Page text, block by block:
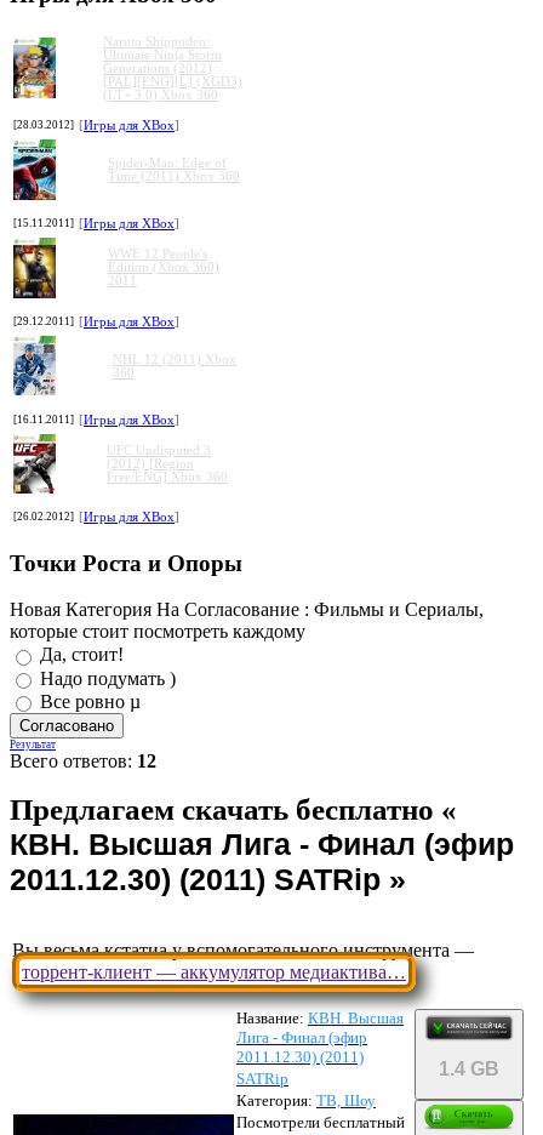
Naruto Shippuden:
Ultimate Ninja Storm
Generations (2012)
[PAL][ENG][L] (XGD3)
(LT+ 3.0) Xbox 360
[28.03.2012] [Игры для XBox]
Spider-Man: Edge of
Time (2011) Xbox 360
[15.11.2011] [Игры для XBox]
WWE 12 People's
Edition (Xbox 360)
2011
[29.12.2011] [Игры для XBox]
NHL 12 (2011) Xbox
360
[16.11.2011] [Игры для XBox]
UFC Undisputed 3
(2012) [Region
Free/ENG] Xbox 360
[26.02.2012] [Игры для XBox]
Точки Роста и Опоры
Новая Категория На Согласование : Фильмы и Сериалы,
которые стоит посмотреть каждому
Да, стоит!
Надо подумать )
Все ровно µ
Результат
Всего ответов: 12
Вы весьма кстатиа у вспомогательного инструмента —
торрент-клиент — аккумулятор медиактива…
Название: КВН. Высшая
Лига - Финал (эфир
2011.12.30) (2011)
SATRip
1.4 GB
Категория: ТВ, Шоу
Посмотрели бесплатный